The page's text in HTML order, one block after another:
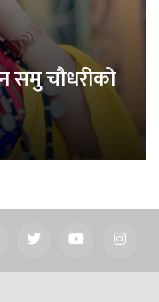
समु चौधरीको